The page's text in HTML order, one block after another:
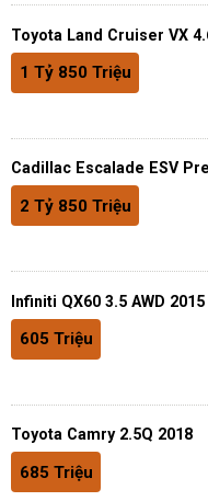
Toyota Land Cruiser VX
1 Tỷ 850 Triệu
Cadillac Escalade ESV
2 Tỷ 850 Triệu
Infiniti QX60 3.5 AWD 2015
605 Triệu
Toyota Camry 2.5Q 2018
685 Triệu